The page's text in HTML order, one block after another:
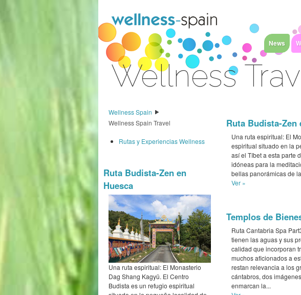
News
Wellness
Wellness Spain
Wellness Spain Travel
Rutas y Experiencias Wellness
Ruta Budista-Zen en
Huesca
Una ruta espiritual: El Monasterio
Dag Shang Kagyü. El Centro
Budista es un refugio espiritual
Ruta Budista-Zen
Una ruta espiritual: El
espiritual situado en la
así el Tíbet a esta parte
idóneas para la
bellas panorámicas de
Ver »
Templos de
Ruta Cantabria Spa
tienen las aguas y sus
calidad que incorporan
muchos aficionados a
restan relevancia a los
cántabros, dos
enmarcan la...